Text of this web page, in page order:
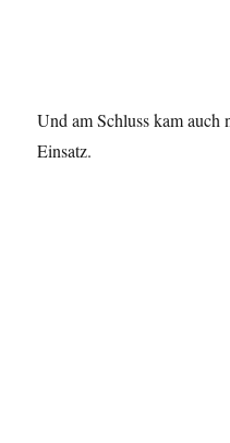
Und am Schluss kam auch
Einsatz.